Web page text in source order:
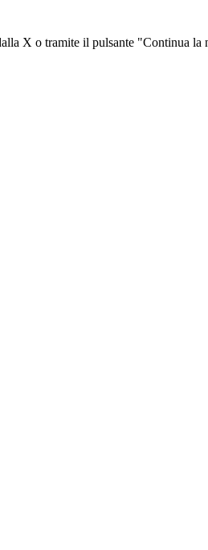
X o tramite il pulsante "Continua la